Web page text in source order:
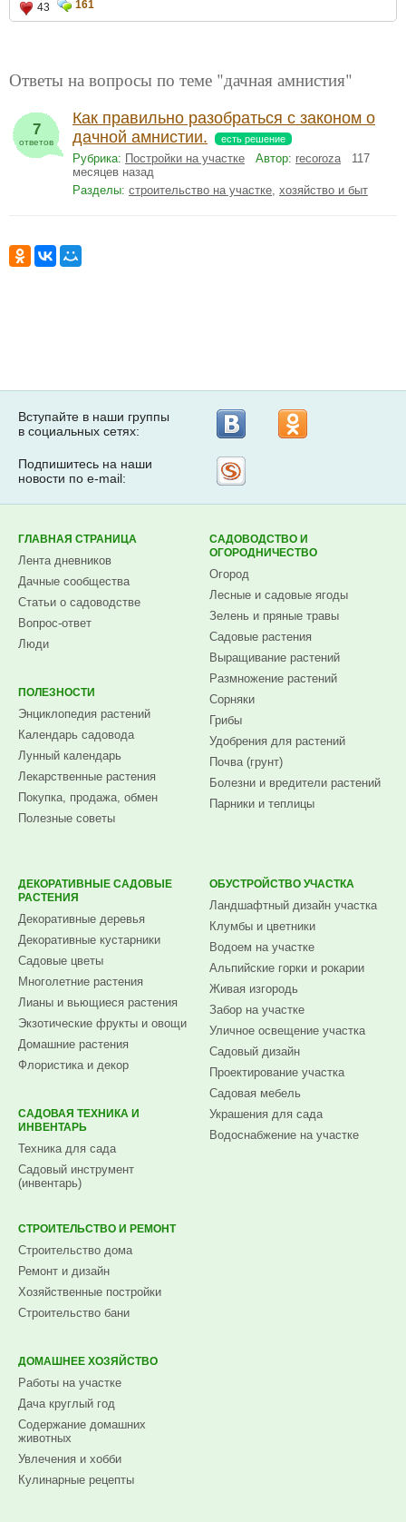
43
161
Ответы на вопросы по теме "дачная амнистия"
7
ответов
Как правильно разобраться с законом о
дачной амнистии.
есть решение
Рубрика: Постройки на участке Автор: recoroza 117
месяцев назад
Разделы: строительство на участке хозяйство и быт
Вступайте в наши группы
в социальных сетях:
Подпишитесь на наши
новости по e-mail:
ГЛАВНАЯ СТРАНИЦА
Лента дневников
Дачные сообщества
Статьи о садоводстве
Вопрос-ответ
Люди
ПОЛЕЗНОСТИ
Энциклопедия растений
Календарь садовода
Лунный календарь
Лекарственные растения
Покупка, продажа, обмен
Полезные советы
САДОВОДСТВО И
ОГОРОДНИЧЕСТВО
Огород
Лесные и садовые ягоды
Зелень и пряные травы
Садовые растения
Выращивание растений
Размножение растений
Сорняки
Грибы
Удобрения для растений
Почва (грунт)
Болезни и вредители растений
Парники и теплицы
ДЕКОРАТИВНЫЕ САДОВЫЕ
РАСТЕНИЯ
Декоративные деревья
Декоративные кустарники
Садовые цветы
Многолетние растения
Лианы и вьющиеся растения
Экзотические фрукты и овощи
Домашние растения
Флористика и декор
САДОВАЯ ТЕХНИКА И
ИНВЕНТАРЬ
Техника для сада
Садовый инструмент
(инвентарь)
ОБУСТРОЙСТВО УЧАСТКА
Ландшафтный дизайн участка
Клумбы и цветники
Водоем на участке
Альпийские горки и рокарии
Живая изгородь
Забор на участке
Уличное освещение участка
Садовый дизайн
Проектирование участка
Садовая мебель
Украшения для сада
Водоснабжение на участке
СТРОИТЕЛЬСТВО И РЕМОНТ
Строительство дома
Ремонт и дизайн
Хозяйственные постройки
Строительство бани
ДОМАШНЕЕ ХОЗЯЙСТВО
Работы на участке
Дача круглый год
Содержание домашних
животных
Увлечения и хобби
Кулинарные рецепты